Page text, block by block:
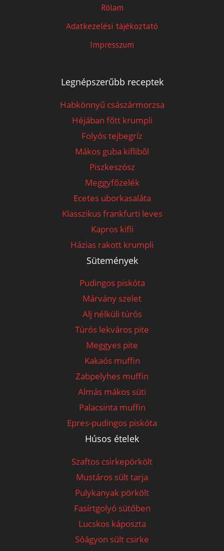
Rólam
Adatkezelési tájékoztató
Impresszum
Legnépszerűbb receptek
Habkönnyű császármorzsa
Héjában főtt krumpli
Folyós tejbegríz
Mákos guba kifliből
Piszkeszósz
Meggyfőzelék
Ecetes uborkasaláta
Klasszikus frankfurti leves
Kapros kifli
Házias rakott krumpli
Sütemények
Pudingos piskóta
Márvány szelet
Alj nélküli túrós
Túrós lekváros pite
Meggyes pite
Kakaós muffin
Zabpelyhes muffin
Almás mákos süti
Palacsinta muffin
Epres-pudingos piskóta
Húsos ételek
Szaftos csirkepörkölt
Mustáros sült tarja
Pulykanyak pörkölt
Fasírtgolyó sütőben
Lucskos káposzta
Sóágyon sült csirke